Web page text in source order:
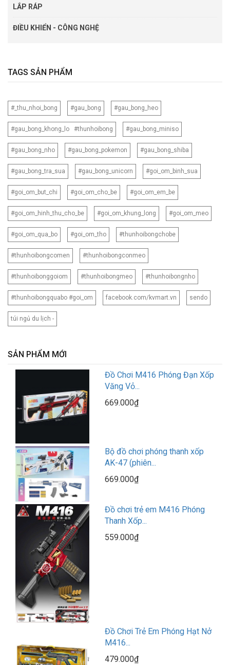
LẮP RÁP
ĐIỀU KHIỂN - CÔNG NGHỆ
TAGS SẢN PHẨM
#_thu_nhoi_bong #gau_bong #gau_bong_heo
#gau_bong_khong_lo #thunhoibong #gau_bong_miniso
#gau_bong_nho #gau_bong_pokemon #gau_bong_shiba
#gau_bong_tra_sua #gau_bong_unicorn #goi_om_binh_sua
#goi_om_but_chi #goi_om_cho_be #goi_om_em_be
#goi_om_hinh_thu_cho_be #goi_om_khung_long #goi_om_meo
#goi_om_qua_bo #goi_om_tho #thunhoibongchobe
#thunhoibongcomen #thunhoibongconmeo
#thunhoibonggoiom #thunhoibongmeo #thunhoibongnho
#thunhoibongquabo #goi_om facebook.com/kvmart.vn sendo
túi ngủ du lịch -
SẢN PHẨM MỚI
Đồ Chơi M416 Phóng Đạn Xốp
669.000₫
Bộ đồ chơi phóng thanh xốp
AK-47 (phiên...
669.000₫
Đồ chơi trẻ em M416 Phóng
Thanh Xốp...
559.000₫
Đồ Chơi Trẻ Em Phóng Hạt Nở
M416...
479.000₫